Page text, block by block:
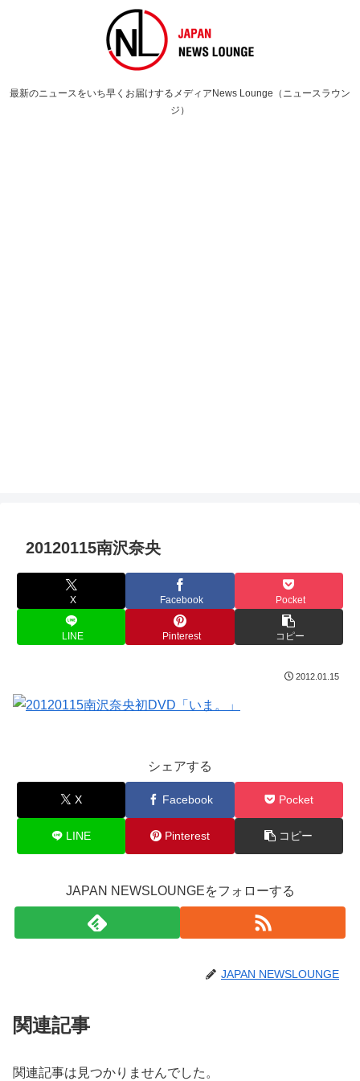
最新のニュースをいち早くお届けするメディアNews Lounge（ニュースラウン
ジ）
20120115南沢奈央
X Facebook Pocket
LINE Pinterest コピー
2012.01.15
シェアする
X Facebook Pocket
LINE Pinterest コピー
JAPAN NEWSLOUNGEをフォローする
JAPAN NEWSLOUNGE
関連記事
関連記事は見つかりませんでした。